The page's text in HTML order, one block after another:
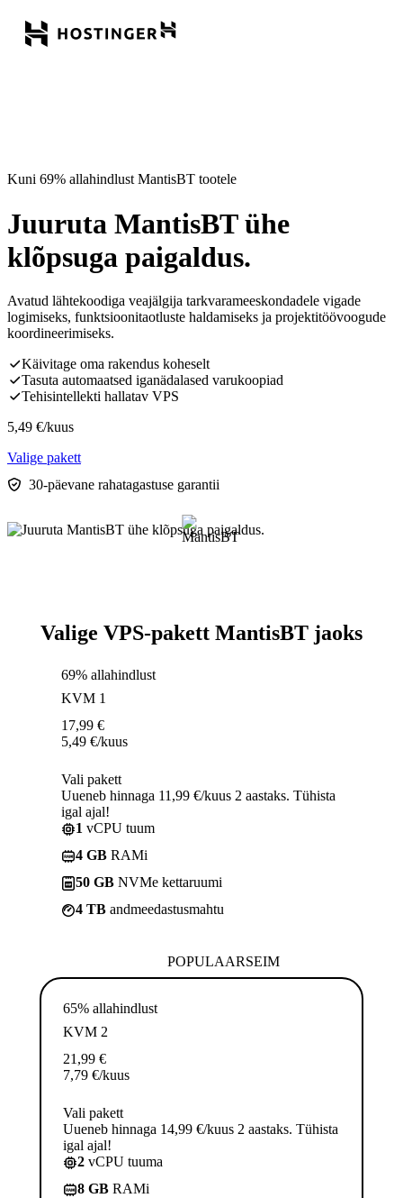
Kuni 69% allahindlust MantisBT tootele
Juuruta MantisBT ühe
klõpsuga paigaldus.
Avatud lähtekoodiga veajälgija tarkvarameeskondadele vigade
logimiseks, funktsioonitaotluste haldamiseks ja projektitöövoogude
koordineerimiseks.
Käivitage oma rakendus koheselt
Tasuta automaatsed iganädalased varukoopiad
Tehisintellekti hallatav VPS
5,49 €/kuus
Valige pakett
30-päevane rahatagastuse garantii
Valige VPS-pakett MantisBT jaoks
69% allahindlust
KVM 1
17,99 €
5,49 €/kuus
Vali pakett
Uueneb hinnaga 11,99 €/kuus 2 aastaks. Tühista
igal ajal!
1 vCPU tuum
4 GB RAMi
50 GB NVMe kettaruumi
4 TB andmeedastusmahtu
POPULAARSEIM
65% allahindlust
KVM 2
21,99 €
7,79 €/kuus
Vali pakett
Uueneb hinnaga 14,99 €/kuus 2 aastaks. Tühista
igal ajal!
2 vCPU tuuma
8 GB RAMi